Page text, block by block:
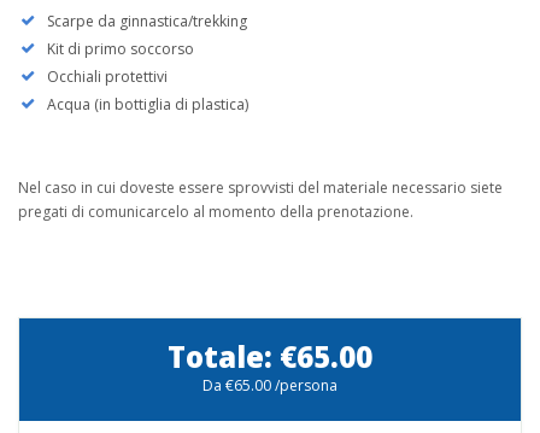
Scarpe da ginnastica/trekking
Kit di primo soccorso
Occhiali protettivi
Acqua (in bottiglia di plastica)
Nel caso in cui doveste essere sprovvisti del materiale necessario siete
pregati di comunicarcelo al momento della prenotazione.
Totale: €65.00
Da €65.00/persona